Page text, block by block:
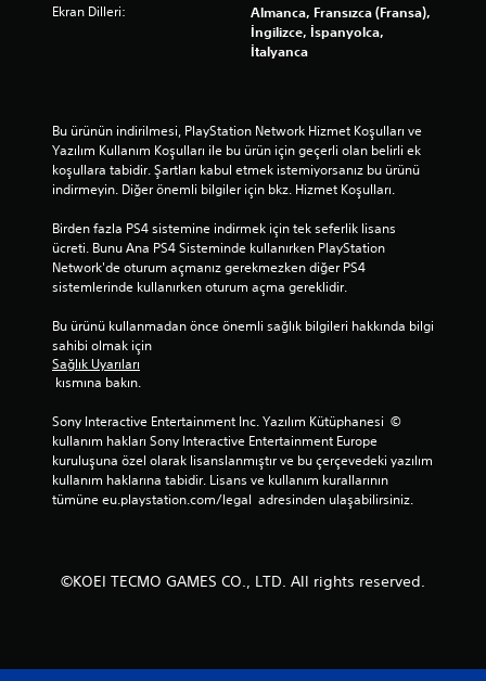
Ekran Dilleri:
Almanca, Fransızca (Fransa),
İngilizce, İspanyolca,
İtalyanca
Bu ürünün indirilmesi, PlayStation Network Hizmet Koşulları ve
Yazılım Kullanım Koşulları ile bu ürün için geçerli olan belirli ek
koşullara tabidir. Şartları kabul etmek istemiyorsanız bu ürünü
indirmeyin. Diğer önemli bilgiler için bkz. Hizmet Koşulları.
Birden fazla PS4 sistemine indirmek için tek seferlik lisans
ücreti. Bunu Ana PS4 Sisteminde kullanırken PlayStation
Network'de oturum açmanız gerekmezken diğer PS4
sistemlerinde kullanırken oturum açma gereklidir.
Bu ürünü kullanmadan önce önemli sağlık bilgileri hakkında bilgi
sahibi olmak için
Sağlık Uyarıları
kısmına bakın.
Sony Interactive Entertainment Inc. Yazılım Kütüphanesi  ©
kullanım hakları Sony Interactive Entertainment Europe
kuruluşuna özel olarak lisanslanmıştır ve bu çerçevedeki yazılım
kullanım haklarına tabidir. Lisans ve kullanım kurallarının
tümüne eu.playstation.com/legal  adresinden ulaşabilirsiniz.
©KOEI TECMO GAMES CO., LTD. All rights reserved.